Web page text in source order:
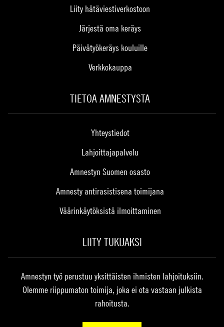
Liity hätäviestiverkostoon
Järjestä oma keräys
Päivätyökeräys kouluille
Verkkokauppa
TIETOA AMNESTYSTA
Yhteystiedot
Lahjoittajapalvelu
Amnestyn Suomen osasto
Amnesty antirasistisena toimijana
Väärinkäytöksistä ilmoittaminen
LIITY TUKIJAKSI
Amnestyn työ perustuu yksittäisten ihmisten lahjoituksiin.
Olemme riippumaton toimija, joka ei ota vastaan julkista
rahoitusta.